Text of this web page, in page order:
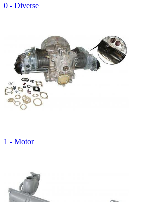
0 - Diverse
1 - Motor